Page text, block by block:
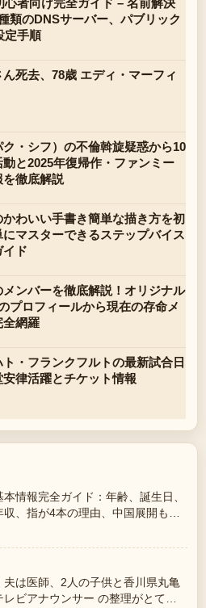
心者向け完全ガイド – 名前解決
類のDNSサーバー、パブリック
定手順
死去、78歳 エディ・マーフィ
・シフ）の不倫斡旋疑惑から10
と2025年復帰作・ファンミー
を徹底解説
わいい手書き簡単な描き方を初
マスターできるステップバイス
イド
メンバーを徹底解説！オリジナル
プロフィールから現在の存命メ
全網羅
・フランクフルトの最新試合日
律活躍とチケット情報
情報完全ガイド：年齢、誕生日、
、指が4本の理由、中国展開も解
かりしていて安心感があります。
は医師、2人の子供と香川県丸亀
ビアナウンサー の整理がとても